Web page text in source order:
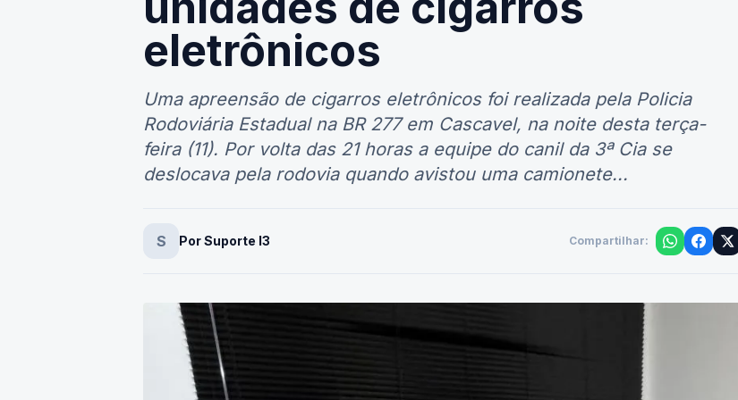
eletrônicos
Uma apreensão de cigarros eletrônicos foi realizada pela Policia
Rodoviária Estadual na BR 277 em Cascavel, na noite desta terça-
feira (11). Por volta das 21 horas a equipe do canil da 3ª Cia se
deslocava pela rodovia quando avistou uma camionete...
S Por Suporte I3 Compartilhar: